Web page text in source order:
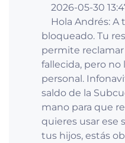
2026-05-30
Hola Andrés: A
bloqueado. Tu
permite
fallecida, pero
personal.
saldo de la
mano para que
quieres usar ese
tus hijos, estás